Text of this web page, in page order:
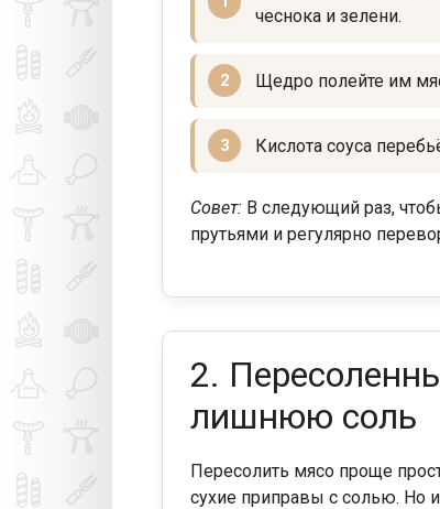
чеснока и зелени.
Щедро полейте им
Кислота соуса
Совет: В следующий раз,
прутьями и регулярно
2.
лишнюю соль
Пересолить мясо проще
сухие приправы с солью. Но